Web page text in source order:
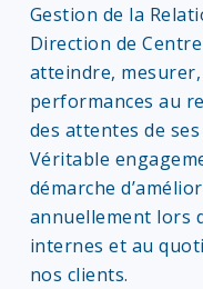
Gestion de la
Direction de
atteindre,
performances au
des attentes de
Véritable
démarche
annuellement lors
internes et au
nos clients.